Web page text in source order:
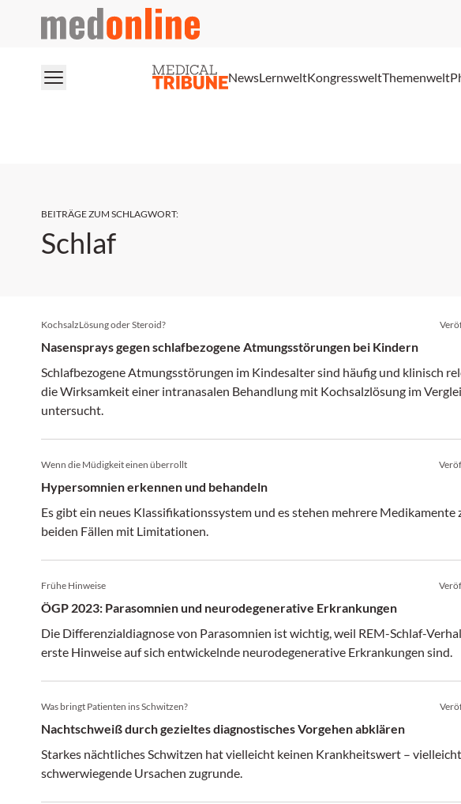
medonline
NewsLernweltKongressweltThemenwelt
BEITRÄGE ZUM SCHLAGWORT:
Schlaf
KochsalzLösung oder Steroid?
Nasensprays gegen schlafbezogene Atmungsstörungen bei Kindern
Schlafbezogene Atmungsstörungen im Kindesalter sind häufig und klinisch
die Wirksamkeit einer intranasalen Behandlung mit Kochsalzlösung im
untersucht.
Wenn die Müdigkeit einen überrollt
Hypersomnien erkennen und behandeln
Es gibt ein neues Klassifikationssystem und es stehen mehrere Medikamente
beiden Fällen mit Limitationen.
Frühe Hinweise
ÖGP 2023: Parasomnien und neurodegenerative Erkrankungen
Die Differenzialdiagnose von Parasomnien ist wichtig, weil REM-Schlaf-
erste Hinweise auf sich entwickelnde neurodegenerative Erkrankungen sind.
Was bringt Patienten ins Schwitzen?
Nachtschweiß durch gezieltes diagnostisches Vorgehen abklären
Starkes nächtliches Schwitzen hat vielleicht keinen Krankheitswert –
schwerwiegende Ursachen zugrunde.